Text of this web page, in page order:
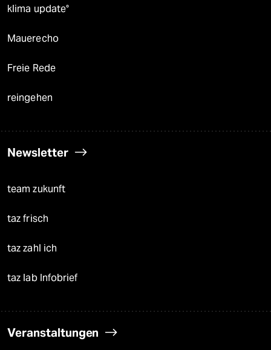
klima update°
Mauerecho
Freie Rede
reingehen
Newsletter
team zukunft
taz frisch
taz zahl ich
taz lab Infobrief
Veranstaltungen